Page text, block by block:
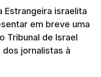
Estrangeira israelita
em breve uma
Tribunal de Israel
jornalistas à